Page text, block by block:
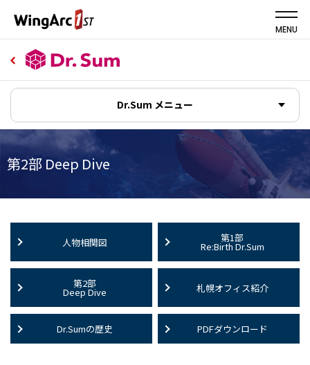
MENU
Dr.Sum メニュー
第2部 Deep Dive
人物相関図 第1部
Re:Birth Dr.Sum
第2部
Deep Dive 札幌オフィス紹介
Dr.Sumの歴史 PDFダウンロード